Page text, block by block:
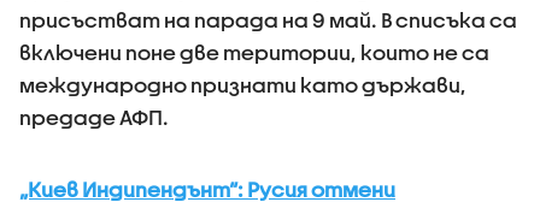
присъстват на парада на 9 май. В списъка са
включени поне две територии, които не са
международно признати като държави,
предаде АФП.
„Киев Индипендънт“: Русия отмени